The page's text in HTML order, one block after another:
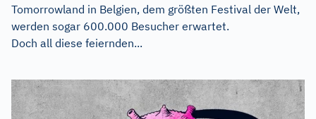
Tomorrowland in Belgien, dem größten Festival der Welt,
werden sogar 600.000 Besucher erwartet.
Doch all diese feiernden...